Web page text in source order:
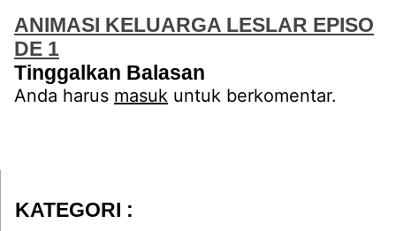
ANIMASI KELUARGA LESLAR EPISO
DE 1
Tinggalkan Balasan
Anda harus masuk untuk berkomentar.
KATEGORI :